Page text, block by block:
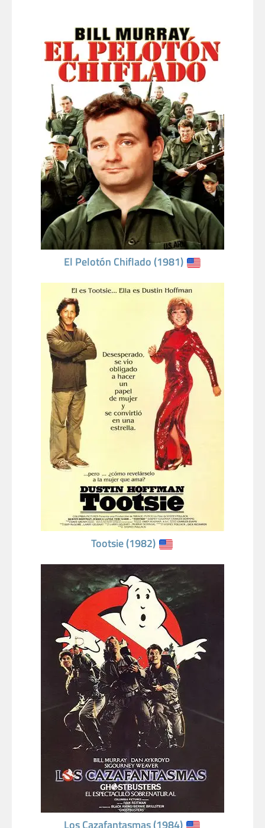
El Pelotón Chiflado (1981)
Tootsie (1982)
Los Cazafantasmas (1984)